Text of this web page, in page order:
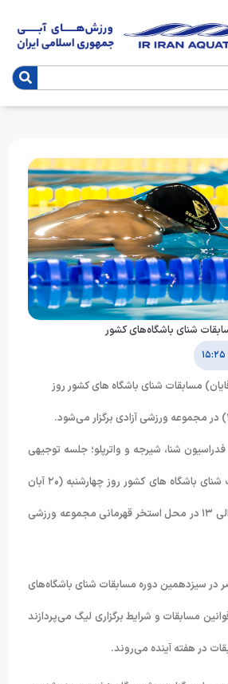
شنای باشگاه‌های کشور
۱۵:۲۵
مسابقات شنای باشگاه های کشور روز
شنا، شیرجه و واترپلو؛ جلسه توجیهی
مربیان (آقایان) مسابقات شنای باشگاه های کشور روز چهارشنبه (۲۰ آبان
۱۳۹۴) از ساعت ۹ صبح الی ۱۳ در محل استخر قهرمانی مجموعه ورزشی
در سیزدهمین دوره مسابقات شنای باشگاه‌های
مسابقات و شرایط برگزاری لیگ می‌پردازند
در هفته آینده می‌روند.